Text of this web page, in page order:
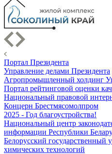
Портал Президента
Управление делами Президента
Агропромышленный холдинг
Портал рейтинговой оценки
Национальный правовой
Концерн Брестмясомолпром
2025 - Год благоустройства!
Национальный центр
информации Республики
Белорусский государственный
химических технологий